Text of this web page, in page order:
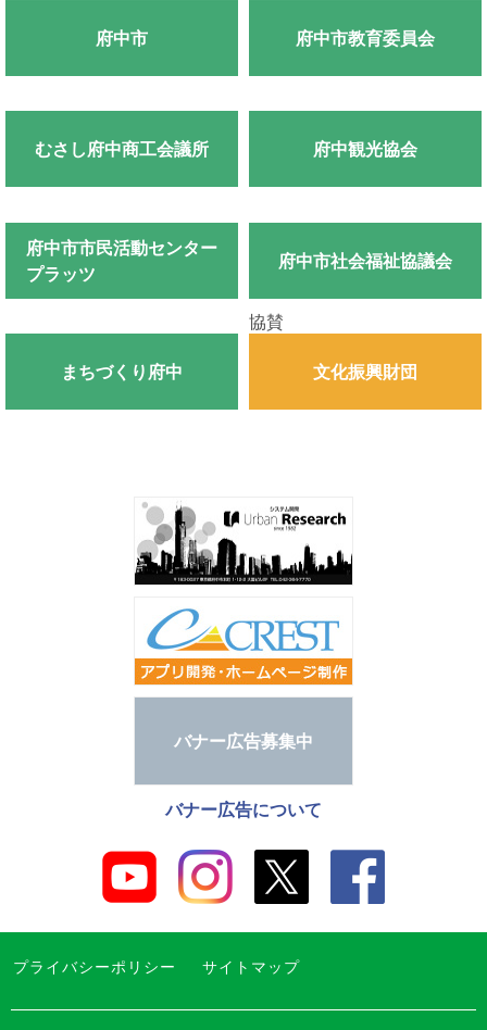
府中市 府中市教育委員会
むさし府中商工会議所 府中観光協会
府中市市民活動センター
プラッツ
府中市社会福祉協議会
まちづくり府中
協賛
文化振興財団
バナー広告募集中
バナー広告について
プライバシーポリシー サイトマップ